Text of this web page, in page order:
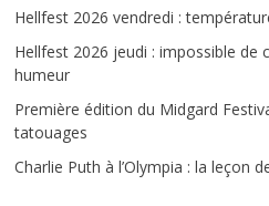
Hellfest 2026 vendredi :
Hellfest 2026 jeudi : impossible de
humeur
Première édition du Midgard
tatouages
Charlie Puth à l’Olympia : la leçon